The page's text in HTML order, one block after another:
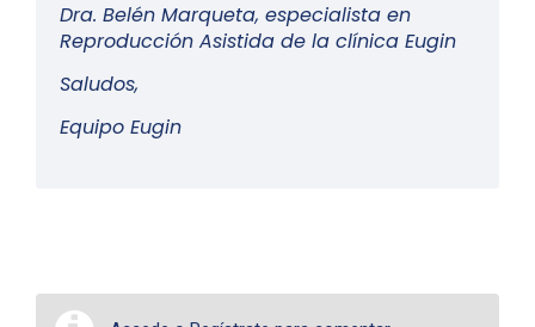
Dra. Belén Marqueta, especialista en
Reproducción Asistida de la clínica Eugin
Saludos,
Equipo Eugin